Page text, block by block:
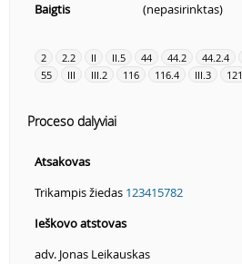
Baigtis
(nepasirinktas)
2 2.2 II II.5 44 44.2 44.2.4
55
III III.2 116 116.4 III.3 121
Proceso dalyviai
Atsakovas
Trikampis žiedas 123415782
Ieškovo atstovas
adv. Jonas Leikauskas